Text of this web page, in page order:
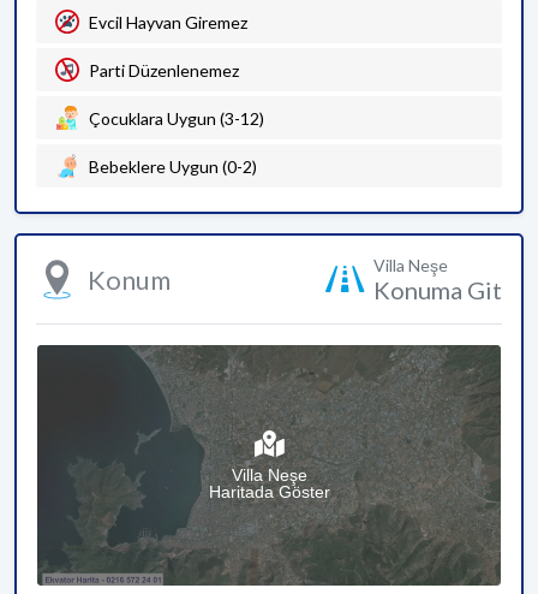
Evcil Hayvan Giremez
Parti Düzenlenemez
Çocuklara Uygun (3-12)
Bebeklere Uygun (0-2)
Konum Villa Neşe
Konuma Git
Villa Neşe
Haritada Göster